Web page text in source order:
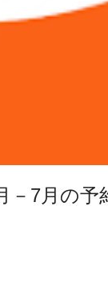
－7月の予